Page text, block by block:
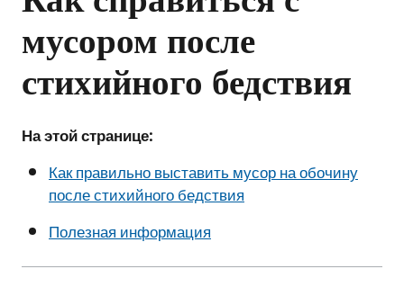
мусором после
стихийного бедствия
На этой странице:
Как правильно выставить мусор на обочину
после стихийного бедствия
Полезная информация